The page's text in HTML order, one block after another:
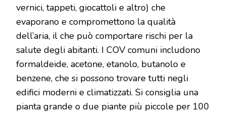
vernici, tappeti, giocattoli e altro) che
evaporano e compromettono la qualità
dell’aria, il che può comportare rischi per la
salute degli abitanti. I COV comuni includono
formaldeide, acetone, etanolo, butanolo e
benzene, che si possono trovare tutti negli
edifici moderni e climatizzati. Si consiglia una
pianta grande o due piante più piccole per 100